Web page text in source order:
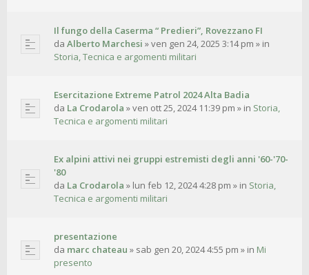
Il fungo della Caserma “ Predieri”, Rovezzano FI
da Alberto Marchesi »ven gen 24, 2025 3:14 pm » in
Storia, Tecnica e argomenti militari
Esercitazione Extreme Patrol 2024 Alta Badia
da La Crodarola »ven ott 25, 2024 11:39 pm » in Storia,
Tecnica e argomenti militari
Ex alpini attivi nei gruppi estremisti degli anni '60-'70-
'80
da La Crodarola » lun feb 12, 2024 4:28 pm » in Storia,
Tecnica e argomenti militari
presentazione
da marc chateau » sab gen 20, 2024 4:55 pm » in Mi
presento